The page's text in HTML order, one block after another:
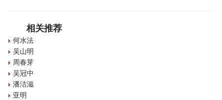
相关推荐
何水法
吴山明
周春芽
吴冠中
潘洁滋
亚明